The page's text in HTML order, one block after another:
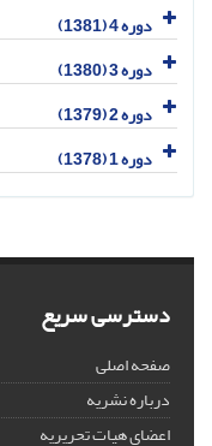
دوره 4 (1381)
دوره 3 (1380)
دوره 2 (1379)
دوره 1 (1378)
دسترسی سریع
صفحه اصلی
درباره نشریه
اعضای هیات تحریریه